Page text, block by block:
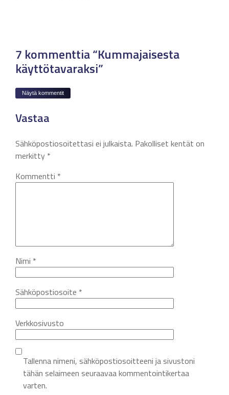
7 kommenttia “Kummajaisesta
käyttötavaraksi”
Näytä kommentit
Vastaa
Sähköpostiosoitettasi ei julkaista. Pakolliset kentät on
merkitty *
Kommentti *
Nimi *
Sähköpostiosoite *
Verkkosivusto
Tallenna nimeni, sähköpostiosoitteeni ja sivustoni
tähän selaimeen seuraavaa kommentointikertaa
varten.